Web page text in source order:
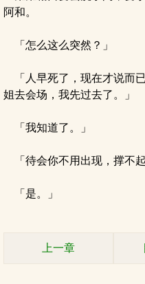
阿和。
「怎么这么突然？」
「人早死了，现在才说而
姐去会场，我先过去了。」
「我知道了。」
「待会你不用出现，撑不起
「是。」
上一章